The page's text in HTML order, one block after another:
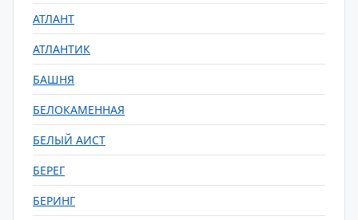
АТЛАНТ
АТЛАНТИК
БАШНЯ
БЕЛОКАМЕННАЯ
БЕЛЫЙ АИСТ
БЕРЕГ
БЕРИНГ